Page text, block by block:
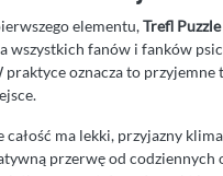
elementu,Trefl
wszystkich fanów i fanków
oznacza to przyjemne
całość ma lekki, przyjazny
przerwę od codziennych